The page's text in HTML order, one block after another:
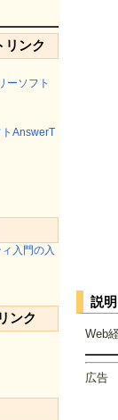
ンク
ーソフト
AnswerT
入門の入
ンク
説明
Web
広告